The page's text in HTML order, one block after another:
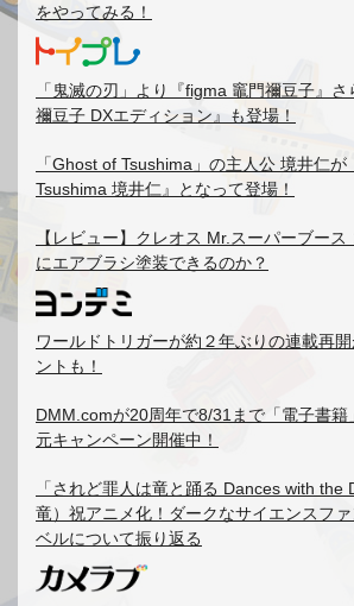
をやってみる！
「鬼滅の刃」より『figma 竈門禰豆子』
禰豆子 DXエディション』も登場！
「Ghost of Tsushima」の主人公 境井仁
Tsushima 境井仁』となって登場！
【レビュー】クレオス Mr.スーパーブー
にエアブラシ塗装できるのか？
ワールドトリガーが約２年ぶりの連載再
ントも！
DMM.comが20周年で8/31まで「電子書籍
元キャンペーン開催中！
「されど罪人は竜と踊る Dances with the
竜）祝アニメ化！ダークなサイエンスフ
ベルについて振り返る